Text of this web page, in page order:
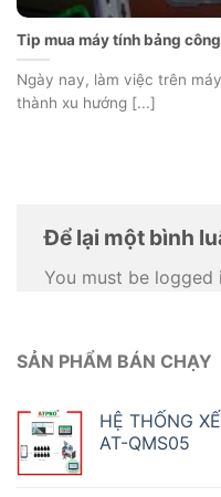
Tip mua máy tính bảng
Ngày nay, làm việc trên
thành xu hướng [...]
Để lại một bình
You must be
SẢN PHẨM BÁN CHẠY
HỆ THỐNG
AT-QMS05